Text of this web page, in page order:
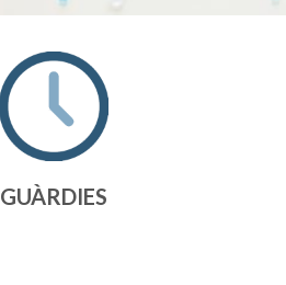
GUÀRDIES